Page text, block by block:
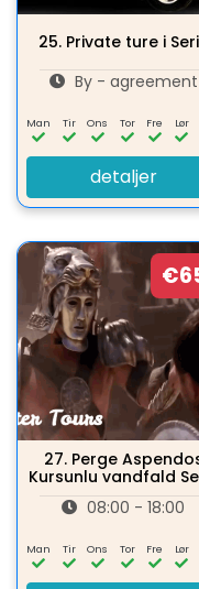
25. Private ture i
By - agreement
Man Tir Ons Tor Fre Lør
detaljer
27. Perge
Kursunlu vandfald
08:00 - 18:00
Man Tir Ons Tor Fre Lør